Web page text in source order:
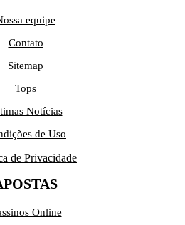
equipe
Contato
Sitemap
Tops
Notícias
de Uso
de Privacidade
Online